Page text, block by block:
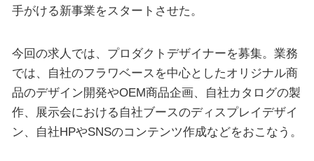
手がける新事業をスタートさせた。
今回の求人では、プロダクトデザイナーを募集。業務
では、自社のフラワベースを中心としたオリジナル商
品のデザイン開発やOEM商品企画、自社カタログの製
作、展示会における自社ブースのディスプレイデザイ
ン、自社HPやSNSのコンテンツ作成などをおこなう。